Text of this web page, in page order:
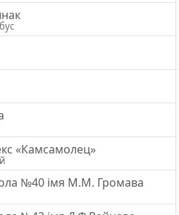
«Камсамолец»
№40 імя М.М. Громава